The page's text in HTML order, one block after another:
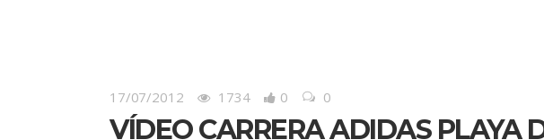
17/07/2012 1734 0 0
VÍDEO CARRERA ADIDAS PLAYA